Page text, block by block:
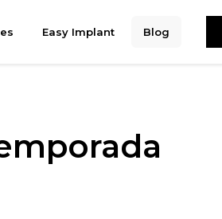
Easy Implant Blog